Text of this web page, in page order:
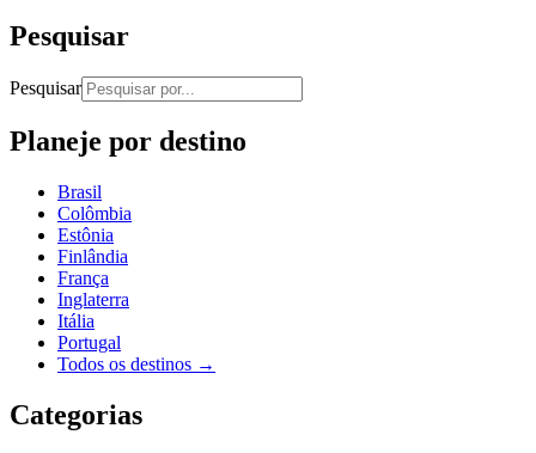
Pesquisar
Pesquisar
Planeje por destino
Brasil
Colômbia
Estônia
Finlândia
França
Inglaterra
Itália
Portugal
Todos os destinos →
Categorias